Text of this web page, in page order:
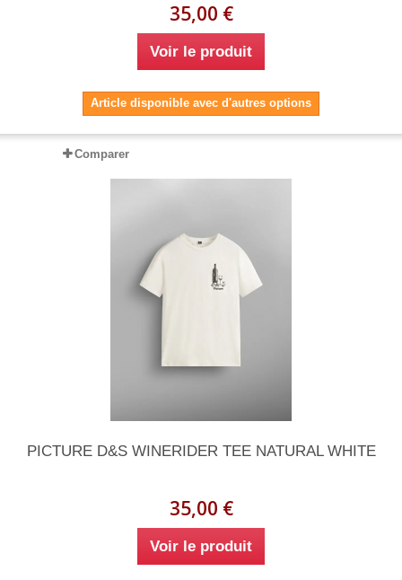
35,00 €
Voir le produit
Article disponible avec d'autres options
Comparer
PICTURE D&S WINERIDER TEE NATURAL WHITE
35,00 €
Voir le produit